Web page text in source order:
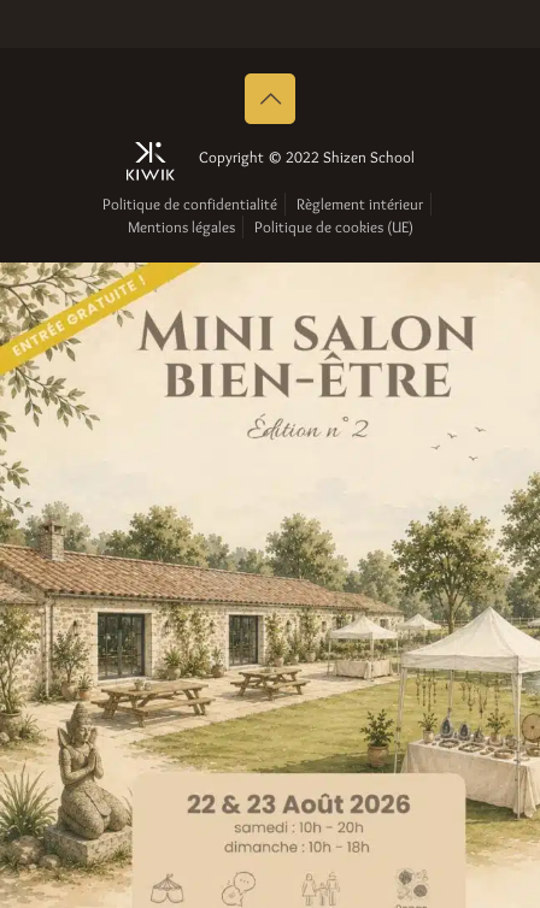
Copyright © 2022 Shizen School
Politique de confidentialité
Règlement intérieur
Mentions légales
Politique de cookies (UE)